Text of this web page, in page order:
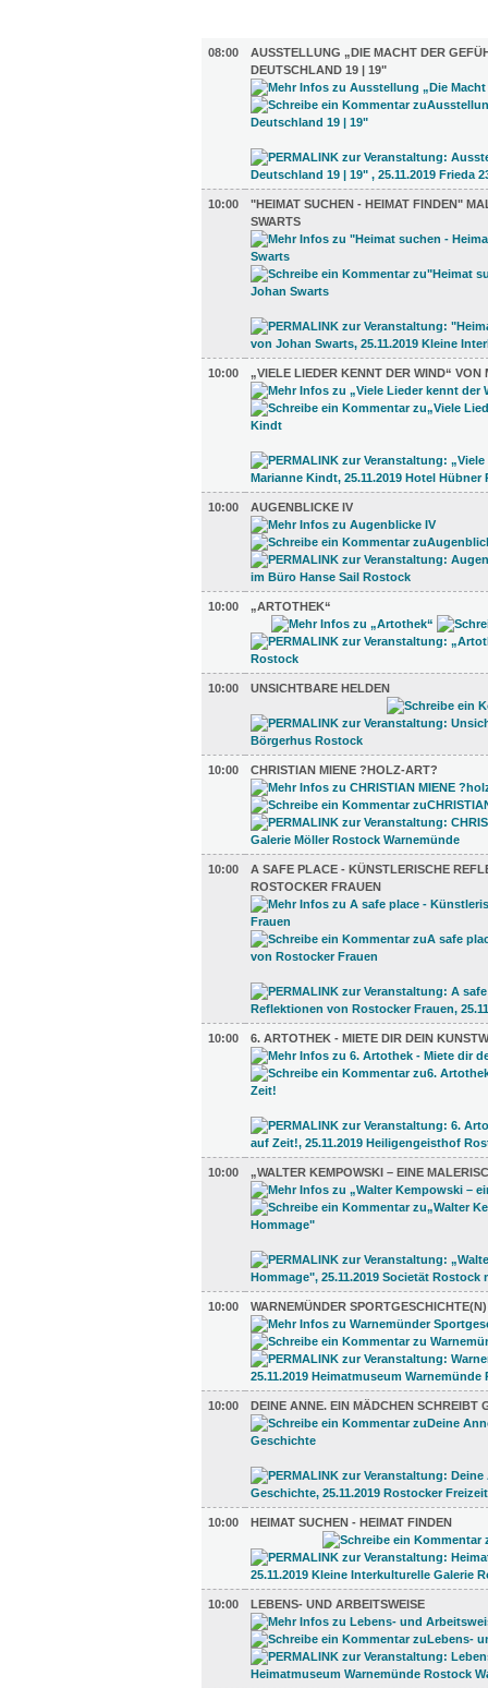
08:00
AUSSTELLUNG „DIE MACHT DER
DEUTSCHLAND 19 | 19"
10:00
"HEIMAT SUCHEN - HEIMAT FINDEN"
SWARTS
10:00 „VIELE LIEDER KENNT DER WIND“ VON
10:00 AUGENBLICKE IV
10:00 „ARTOTHEK“
10:00 UNSICHTBARE HELDEN
10:00 CHRISTIAN MIENE ?HOLZ-ART?
10:00
A SAFE PLACE - KÜNSTLERISCHE
ROSTOCKER FRAUEN
10:00 6. ARTOTHEK - MIETE DIR DEIN
10:00 „WALTER KEMPOWSKI – EINE
10:00 WARNEMÜNDER SPORTGESCHICHTE(N)
10:00 DEINE ANNE. EIN MÄDCHEN SCHREIBT
10:00 HEIMAT SUCHEN - HEIMAT FINDEN
10:00 LEBENS- UND ARBEITSWEISE